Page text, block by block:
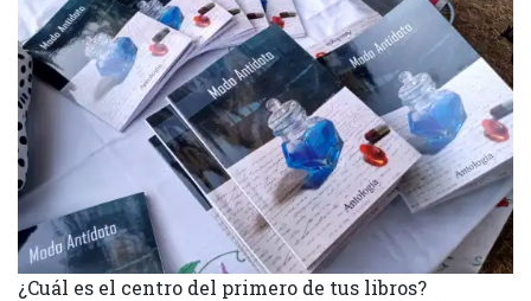
¿Cuál es el centro del primero de tus libros?